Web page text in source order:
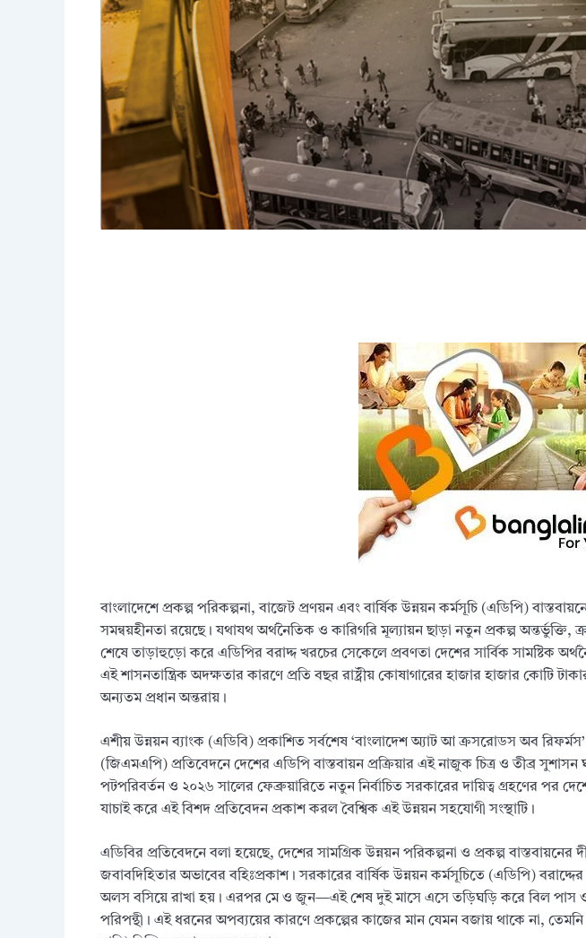
বাংলাদেশে প্রকল্প পরিকল্পনা, বাজেট প্রণয়ন এবং বার্ষিক উন্নয়ন কর্মসূচি (এডিপি)
সমন্বয়হীনতা রয়েছে। যথাযথ অর্থনৈতিক ও কারিগরি মূল্যায়ন ছাড়া নতুন প্রকল্প অন্তর্ভুক্তি,
শেষে তাড়াহুড়ো করে এডিপির বরাদ্দ খরচের সেকেলে প্রবণতা দেশের সার্বিক সামষ্টিক
এই শাসনতান্ত্রিক অদক্ষতার কারণে প্রতি বছর রাষ্ট্রীয় কোষাগারের হাজার হাজার কোটি
অন্যতম প্রধান অন্তরায়।
এশীয় উন্নয়ন ব্যাংক (এডিবি) প্রকাশিত সর্বশেষ ‘বাংলাদেশ অ্যাট আ ক্রসরোডস অব
(জিএমএপি) প্রতিবেদনে দেশের এডিপি বাস্তবায়ন প্রক্রিয়ার এই নাজুক চিত্র ও তীব্র
পটপরিবর্তন ও ২০২৬ সালের ফেব্রুয়ারিতে নতুন নির্বাচিত সরকারের দায়িত্ব গ্রহণের পর
যাচাই করে এই বিশদ প্রতিবেদন প্রকাশ করল বৈশ্বিক এই উন্নয়ন সহযোগী সংস্থাটি।
এডিবির প্রতিবেদনে বলা হয়েছে, দেশের সামগ্রিক উন্নয়ন পরিকল্পনা ও প্রকল্প বাস্তবায়নের
জবাবদিহিতার অভাবের বহিঃপ্রকাশ। সরকারের বার্ষিক উন্নয়ন কর্মসূচিতে (এডিপি)
অলস বসিয়ে রাখা হয়। এরপর মে ও জুন—এই শেষ দুই মাসে এসে তড়িঘড়ি করে বিল পাস
পরিপন্থী। এই ধরনের অপব্যয়ের কারণে প্রকল্পের কাজের মান যেমন বজায় থাকে না,